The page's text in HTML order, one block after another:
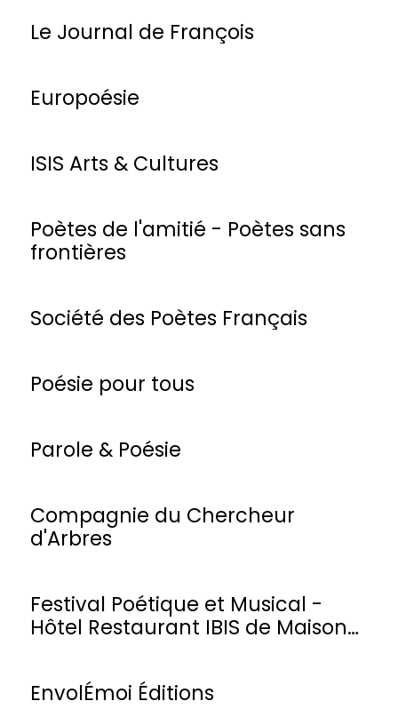
Le Journal de François
Europoésie
ISIS Arts & Cultures
Poètes de l'amitié - Poètes sans
frontières
Société des Poètes Français
Poésie pour tous
Parole & Poésie
Compagnie du Chercheur
d'Arbres
Festival Poétique et Musical -
Hôtel Restaurant IBIS de Maisons-
EnvolÉmoi Éditions